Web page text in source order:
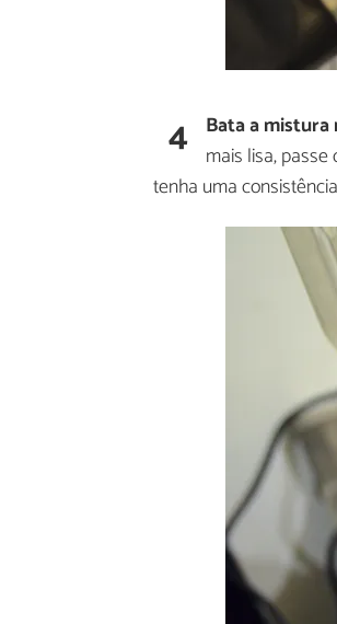
4 Bata amistura
mais lisa,
tenha uma